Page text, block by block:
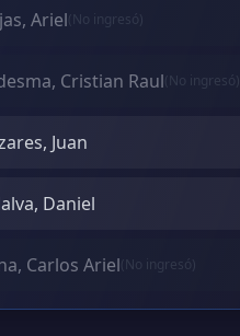
Ariel(No ingresó)
Cristian Raul(No ingresó)
Juan
Daniel
Carlos Ariel(No ingresó)